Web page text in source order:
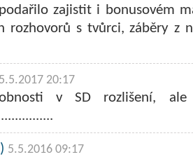
zajistit i bonusovém
rozhovorů s tvůrci, záběry z
5.5.2017 20:17
v SD rozlišení,
5.5.2016 09:17